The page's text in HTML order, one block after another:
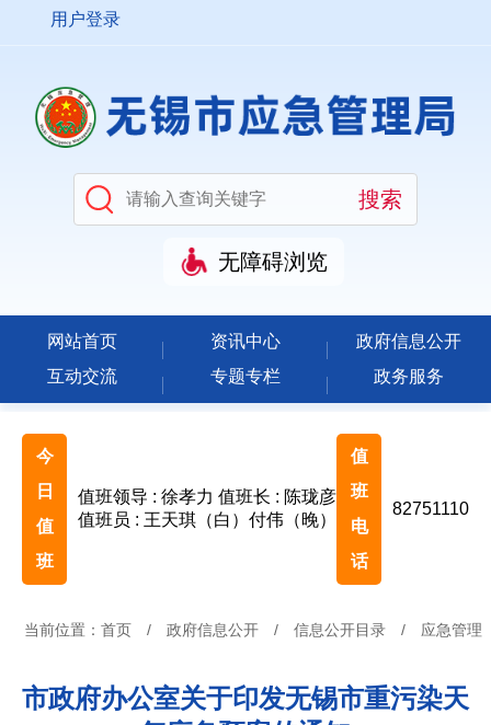
用户登录
无障碍浏览
网站首页 资讯中心
政府信息公开
互动交流
专题专栏 政务服务
今
日
值
班
值班领导 : 徐孝力 值班长 : 陈珑彦
值班员 : 王天琪（白）付伟（晚）
值
班
电
话
82751110
当前位置： 首页 / 政府信息公开 / 信息公开目录 / 应急管理
市政府办公室关于印发无锡市重污染天